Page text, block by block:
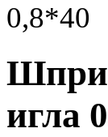
0,8*40
игла